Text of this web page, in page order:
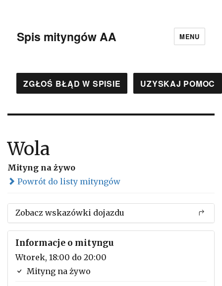
Spis mityngów AA MENU
ZGŁOŚ BŁĄD W SPISIE UZYSKAJ POMOC
Wola
Mityng na żywo
Powrót do listy mityngów
Zobacz wskazówki dojazdu
Informacje o mityngu
Wtorek, 18:00 do 20:00
Mityng na żywo